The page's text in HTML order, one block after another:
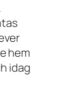
hem
idag